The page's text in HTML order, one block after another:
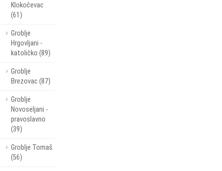
Klokočevac
(61)
Groblje
Hrgovljani -
katoličko (89)
Groblje
Brezovac (87)
Groblje
Novoseljani -
pravoslavno
(39)
Groblje Tomaš
(56)